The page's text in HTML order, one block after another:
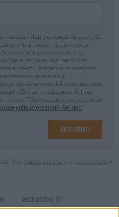
dei miei dati personali da parte di
e la gestione di un account
una panoramica e un
e dei miei dati personali.
questo consenso in qualsiasi
inviando un'e-mail a
che la revoca del consenso non
effettuato sulla base del suo
revoca. Ulteriori informazioni sono
sulla protezione dei dati
Registrati
Più Navigazione più Depositare €
Recensioni (0)